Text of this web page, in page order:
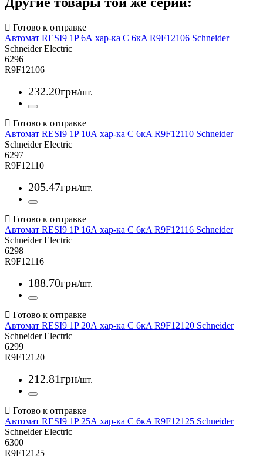
Автомат RESI9 1P 6А хар-ка С 6кA R9F12106 Schneider
Schneider Electric
6296
R9F12106
232.20грн/шт.
Автомат RESI9 1P 10А хар-ка С 6кA R9F12110 Schneider
Schneider Electric
6297
R9F12110
205.47грн/шт.
Автомат RESI9 1P 16А хар-ка С 6кA R9F12116 Schneider
Schneider Electric
6298
R9F12116
188.70грн/шт.
Автомат RESI9 1P 20А хар-ка С 6кA R9F12120 Schneider
Schneider Electric
6299
R9F12120
212.81грн/шт.
Автомат RESI9 1P 25А хар-ка С 6кA R9F12125 Schneider
Schneider Electric
6300
R9F12125